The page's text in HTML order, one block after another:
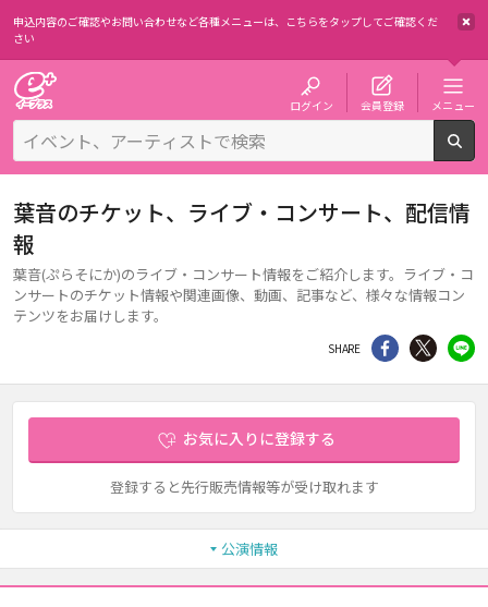
申込内容のご確認やお問い合わせなど各種メニューは、 こちらをタップしてご確認くだ
さい
ログイン 会員登録 メニュー
葉音のチケット、ライブ・コンサート、配信情
報
葉音(ぷらそにか)のライブ・コンサート情報をご紹介します。ライブ・コ
ンサートのチケット情報や関連画像、動画、記事など、様々な情報コン
テンツをお届けします。
SHARE シェア Twitter
お気に入りに登録する
登録すると先行販売情報等が受け取れます
公演情報